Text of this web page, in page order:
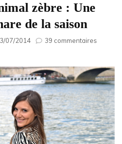
zèbre : Une
de la saison
07/2014 39 commentaires
zèbre
:
Une
phare
de
la
saison